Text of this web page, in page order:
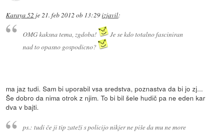
Karaya 52 je21. feb 2012 ob 13:29izjavil:
OMG kaksna tema, zgdoba!
Je se kdo totalno fasciniran
nad to opasno gospodicno?
ma jaz tudi. Sam bi uporabil vsa sredstva, poznastva da bi jo zj...
Še dobro da nima otrok z njim. To bi bil šele hudič pa ne eden kar
dva v bajti.
ps.: tudi če ji tip zateži s policijo nikjer ne piše da mu ne more